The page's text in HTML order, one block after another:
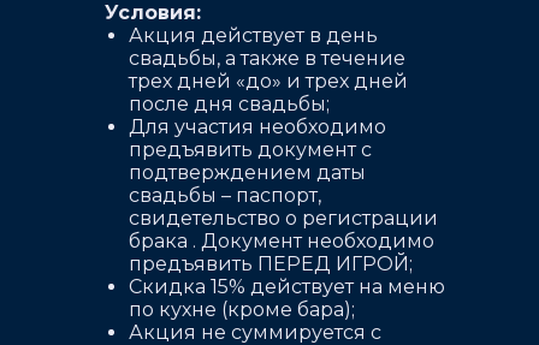
Условия:
Акция действует в день
свадьбы, а также в течение
трех дней «до» и трех дней
после дня свадьбы;
Для участия необходимо
предъявить документ с
подтверждением даты
свадьбы – паспорт,
свидетельство о регистрации
брака . Документ необходимо
предъявить ПЕРЕД ИГРОЙ;
Скидка 15% действует на меню
по кухне (кроме бара);
Акция не суммируется с